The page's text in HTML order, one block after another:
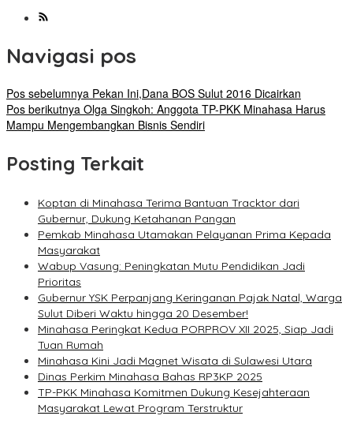
Navigasi pos
Pos sebelumnya Pekan Ini,Dana BOS Sulut 2016 Dicairkan
Pos berikutnya Olga Singkoh: Anggota TP-PKK Minahasa Harus
Mampu Mengembangkan Bisnis Sendiri
Posting Terkait
Koptan di Minahasa Terima Bantuan Tracktor dari
Gubernur, Dukung Ketahanan Pangan
Pemkab Minahasa Utamakan Pelayanan Prima Kepada
Masyarakat
Wabup Vasung: Peningkatan Mutu Pendidikan Jadi
Prioritas
Gubernur YSK Perpanjang Keringanan Pajak Natal, Warga
Sulut Diberi Waktu hingga 20 Desember!
Minahasa Peringkat Kedua PORPROV XII 2025, Siap Jadi
Tuan Rumah
Minahasa Kini Jadi Magnet Wisata di Sulawesi Utara
Dinas Perkim Minahasa Bahas RP3KP 2025
TP-PKK Minahasa Komitmen Dukung Kesejahteraan
Masyarakat Lewat Program Terstruktur